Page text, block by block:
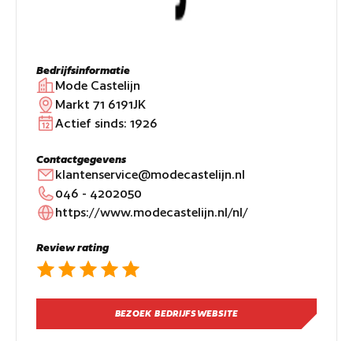
Bedrijfsinformatie
Mode Castelijn
Markt 71 6191JK
Actief sinds: 1926
Contactgegevens
klantenservice@modecastelijn.nl
046 - 4202050
https://www.modecastelijn.nl/nl/
Review rating
BEZOEK BEDRIJFSWEBSITE